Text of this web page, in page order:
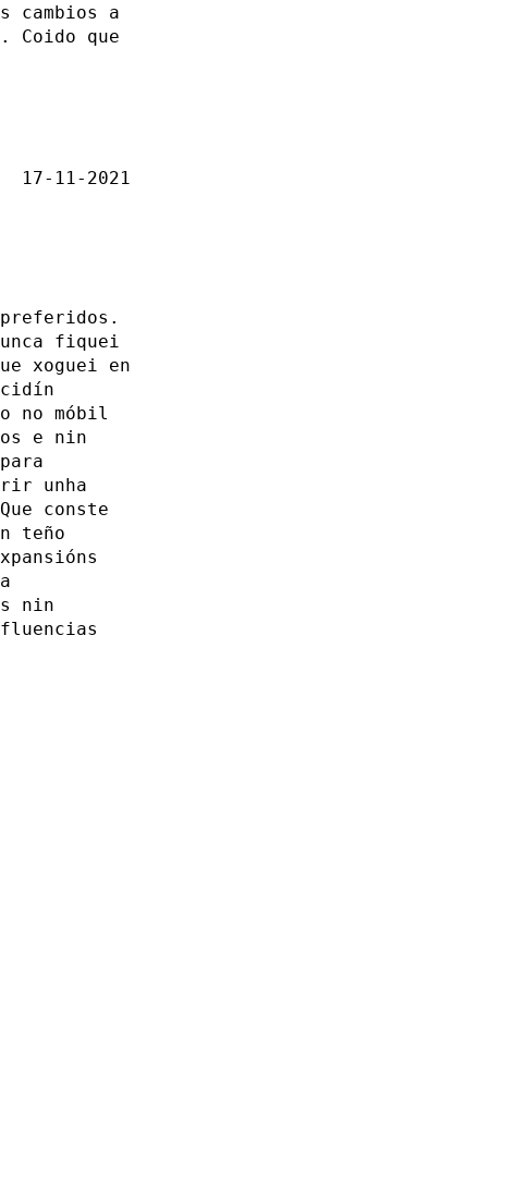
cambios a
Coido que
17-11-2021
fiquei
xoguei en
no móbil
e nin
unha
conste
teño
nin